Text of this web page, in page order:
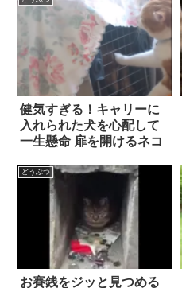
健気すぎる！キャリーに
入れられた犬を心配して
一生懸命 扉を開けるネコ
どうぶつ
お賽銭をジッと見つめる